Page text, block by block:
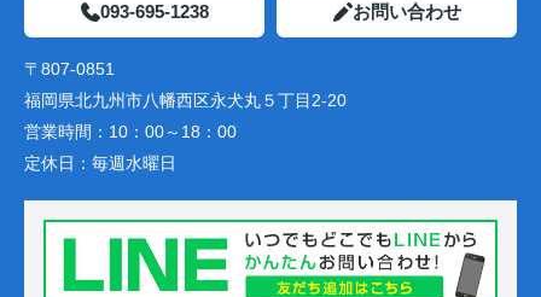
093-695-1238 お問い合わせ
〒807-0851
福岡県北九州市八幡西区永犬丸５丁目2-20
営業時間： 10：00～18：00
定休日： 毎週水曜日